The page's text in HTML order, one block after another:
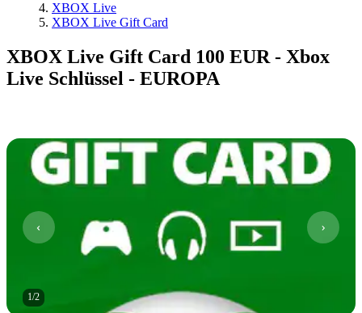
XBOX Live
XBOX Live Gift Card
XBOX Live Gift Card 100 EUR - Xbox
Live Schlüssel - EUROPA
1/2